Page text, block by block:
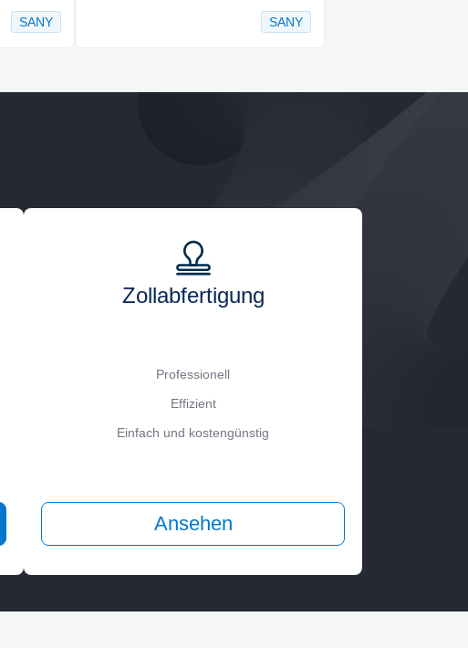
SANY SANY
Zollabfertigung
Professionell
Effizient
Einfach und kostengünstig
Ansehen